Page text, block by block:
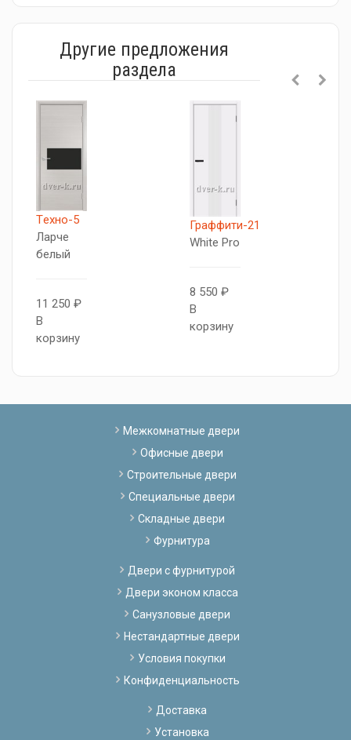
Другие предложения
раздела
Tехно-5
Ларче
белый
11 250 ₽
В
корзину
Граффити-21
White Pro
8 550 ₽
В
корзину
Межкомнатные двери
Офисные двери
Строительные двери
Специальные двери
Складные двери
Фурнитура
Двери с фурнитурой
Двери эконом класса
Санузловые двери
Нестандартные двери
Условия покупки
Конфиденциальность
Доставка
Установка